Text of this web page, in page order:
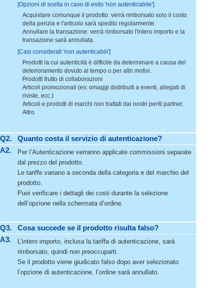
[Opzioni di scelta in caso di esito 'non autenticabile']
Acquistare comunque il prodotto: verrà rimborsato solo il costo
della perizia e l'articolo sarà spedito regolarmente.
Annullare la transazione: verrà rimborsato l'intero importo e la
transazione sarà annullata.
[Casi considerati 'non autenticabili']
Prodotti la cui autenticità è difficile da determinare a causa del
deterioramento dovuto al tempo o per altri motivi.
Prodotti frutto di collaborazioni
Articoli promozionali (es: omaggi distribuiti a eventi, allegati di
riviste, ecc.)
Articoli e prodotti di marchi non trattati dai nostri periti partner.
Altro
Q2.
Quanto costa il servizio di autenticazione?
A2.
Per l’Autenticazione verranno applicate commissioni separate
dal prezzo del prodotto.
Le tariffe variano a seconda della categoria e del marchio del
prodotto.
Puoi verificare i dettagli dei costi durante la selezione
dell’opzione nella schermata d’ordine.
Q3.
Cosa succede se il prodotto risulta falso?
A3.
L’intero importo, inclusa la tariffa di autenticazione, sarà
rimborsato, quindi non preoccuparti.
Se il prodotto viene giudicato falso dopo aver selezionato
l’opzione di autenticazione, l’ordine sarà annullato.